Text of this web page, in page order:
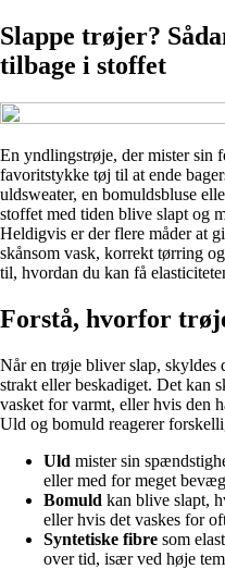
Slappe trøjer?
tilbage i stoffet
En yndlingstrøje, der mister sin
favoritstykke tøj til at ende
uldsweater, en bomuldsbluse
stoffet med tiden blive slapt og
Heldigvis er der flere måder at
skånsom vask, korrekt tørring
til, hvordan du kan få
Forstå, hvorfor
Når en trøje bliver slap, skyldes
strakt eller beskadiget. Det kan
vasket for varmt, eller hvis den
Uld og bomuld reagerer
Uld mister sin
eller med for meget
Bomuld kan blive slapt,
eller hvis det vaskes for
Syntetiske fibre som
over tid, især ved høje